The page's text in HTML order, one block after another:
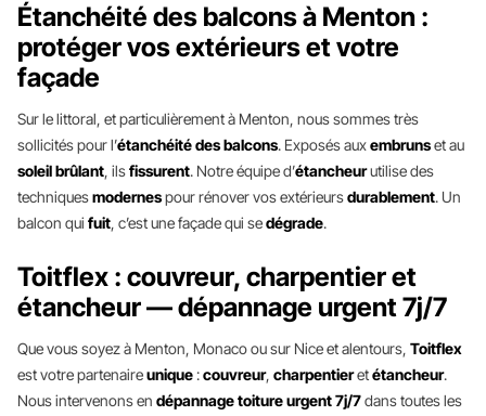
Étanchéité des balcons à Menton :
protéger vos extérieurs et votre
façade
Sur le littoral, et particulièrement à Menton, nous sommes très
sollicités pour l’étanchéité des balcons. Exposés auxembrunset au
soleil brûlant, ilsfissurent. Notre équipe d’étancheurutilise des
techniquesmodernespour rénover vos extérieursdurablement. Un
balcon qui fuit, c’est une façade qui sedégrade.
Toitflex : couvreur, charpentier et
étancheur — dépannage urgent 7j/7
Que vous soyez à Menton, Monaco ou sur Nice et alentours, Toitflex
est votre partenaireunique:couvreur, charpentieretétancheur.
Nous intervenons en dépannage toiture urgent 7j/7dans toutes les